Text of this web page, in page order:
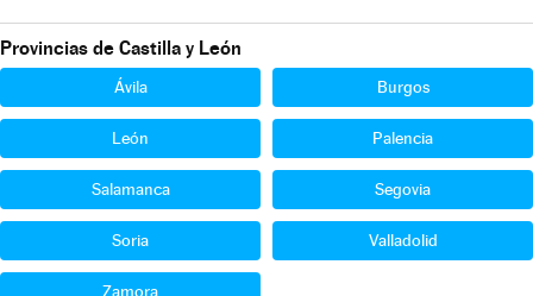
Provincias de Castilla y León
Ávila Burgos
León Palencia
Salamanca Segovia
Soria Valladolid
Zamora